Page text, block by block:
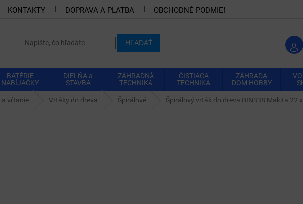
KONTAKTY DOPRAVA A PLATBA OBCHODNÉ PODMIENKY
HĽADAŤ
BATÉRIE
NABÍJAČKY
DIELŇA a
STAVBA
ZÁHRADNÁ
TECHNIKA
ČISTIACA
TECHNIKA
ZÁHRADA
DOM HOBBY
a vŕtanie Vrtáky do dreva Špirálové Špirálový vrták do dreva DIN338 Makita 22